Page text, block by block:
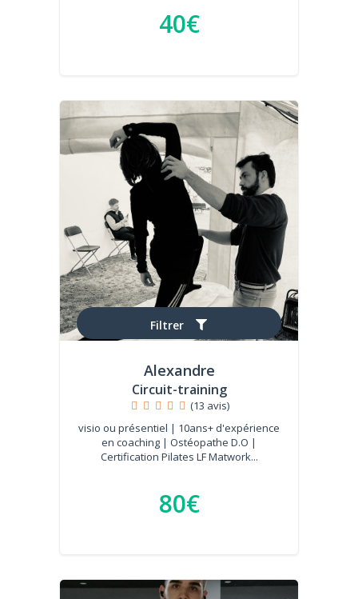
Filtrer
40€
Alexandre
Circuit-training
(13 avis)
visio ou présentiel | 10ans+ d'expérience
en coaching | Ostéopathe D.O |
Certification Pilates LF Matwork...
80€